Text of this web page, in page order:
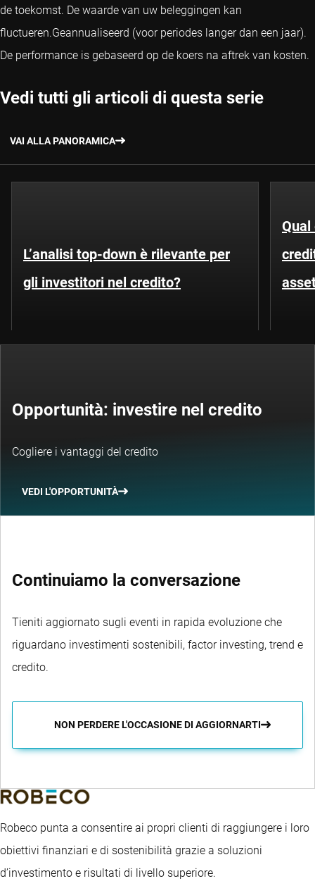
de toekomst. De waarde van uw beleggingen kan
fluctueren.Geannualiseerd (voor periodes langer dan een jaar).
De performance is gebaseerd op de koers na aftrek van kosten.
Vedi tutti gli articoli di questa serie
VAI ALLA PANORAMICA
L’analisi top-down è rilevante per
gli investitori nel credito?
Qual
Opportunità: investire nel credito
Cogliere i vantaggi del credito
VEDI L'OPPORTUNITÀ
Continuiamo la conversazione
Tieniti aggiornato sugli eventi in rapida evoluzione che
riguardano investimenti sostenibili, factor investing, trend e
credito.
NON PERDERE L'OCCASIONE DI AGGIORNARTI
Robeco punta a consentire ai propri clienti di raggiungere i loro
obiettivi finanziari e di sostenibilità grazie a soluzioni
d’investimento e risultati di livello superiore.